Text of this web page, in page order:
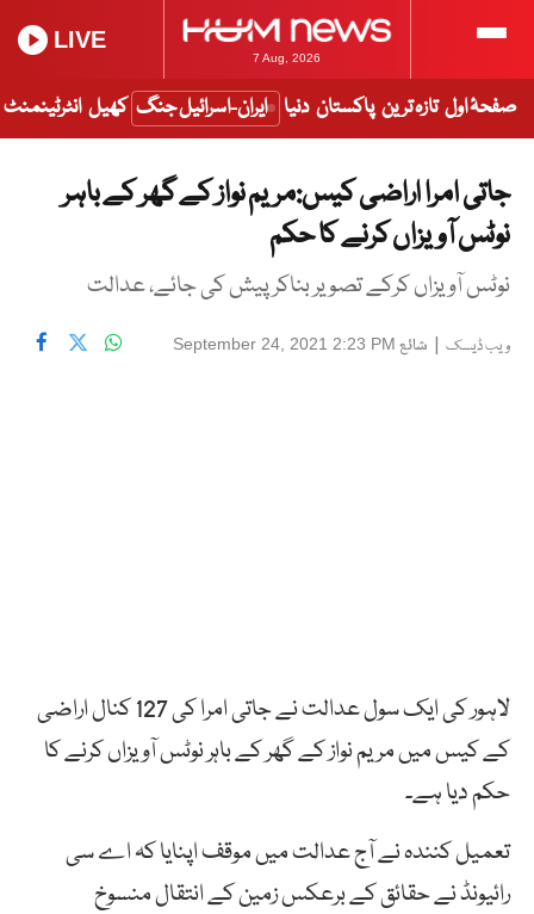
7 Aug, 2026
LIVE
صفحۂ اول تازہ ترین پاکستان دنیا ایران-اسرائیل جنگ کھیل انٹرٹینمنٹ
جاتی امرا اراضی کیس:مریم نواز کے گھر کے باہر
نوٹس آویزاں کرنے کا حکم
نوٹس آویزاں کرکے تصویر بناکر پیش کی جائے، عدالت
ویب ڈیسک | شائع September 24, 2021 2:23 PM
لاہور کی ایک سول عدالت نے جاتی امرا کی 127 کنال اراضی
کے کیس میںمریمنوازکےگھرکےباہرنوٹسآویزاںکرنےکا
حکم دیا ہے۔
تعمیل کنندہ نے آج عدالت میں موقف اپنایا کہ اے سی
رائیونڈ نے حقائق کے برعکس زمین کے انتقال منسوخ